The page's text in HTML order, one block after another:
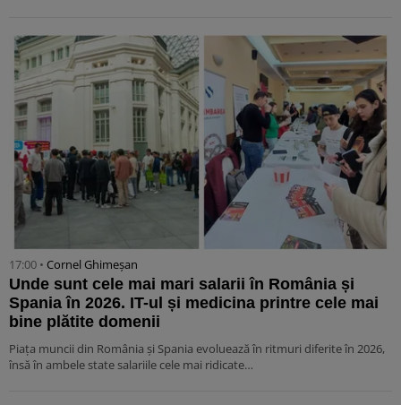
17:00 • Cornel Ghimeșan
Unde sunt cele mai mari salarii în România și
Spania în 2026. IT-ul și medicina printre cele mai
bine plătite domenii
Piața muncii din România și Spania evoluează în ritmuri diferite în 2026,
însă în ambele state salariile cele mai ridicate…